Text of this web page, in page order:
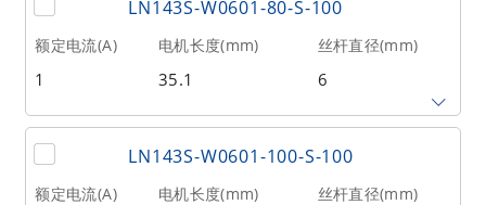
相数 转子惯量(g•cm²) 重量(kg)
2 20 0.21
LN143S-W0601-80-S-100
额定电流(A) 电机长度(mm) 丝杆直径(mm)
1 35.1 6
丝杆导程(mm) 丝杆长度(mm) 额定推力(N
@300RPM)
LN143S-W0601-100-S-100
额定电流(A) 电机长度(mm) 丝杆直径(mm)